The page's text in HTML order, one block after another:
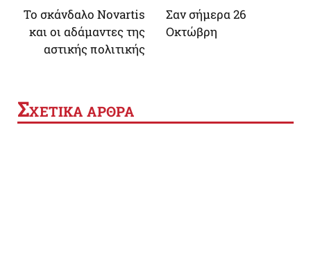
Το σκάνδαλο Νοvartis
και οι αδάμαντες της
αστικής πολιτικής
Σαν σήμερα 26
Οκτώβρη
ΣΧΕΤΙΚΑ ΑΡΘΡΑ